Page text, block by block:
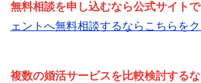
無料相談を申し込むなら公式サイトで
ェントへ無料相談するならこちらを
複数の婚活サービスを比較検討するな